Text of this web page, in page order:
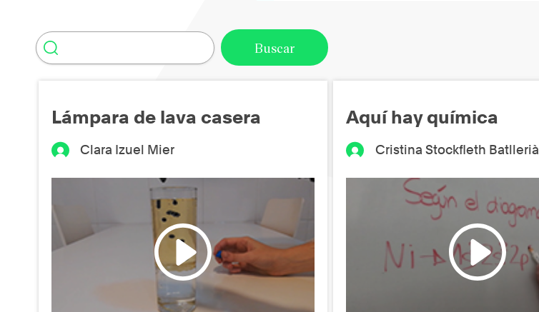
Lámpara de lava casera
Clara Izuel Mier
Aquí hay química
Cristina Stockfleth Batllerià